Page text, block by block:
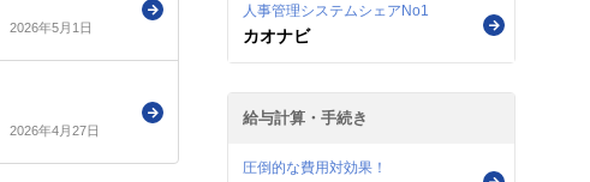
2026年5月1日
2026年4月27日
人事管理システムシェアNo1
カオナビ
給与計算・手続き
圧倒的な費用対効果！